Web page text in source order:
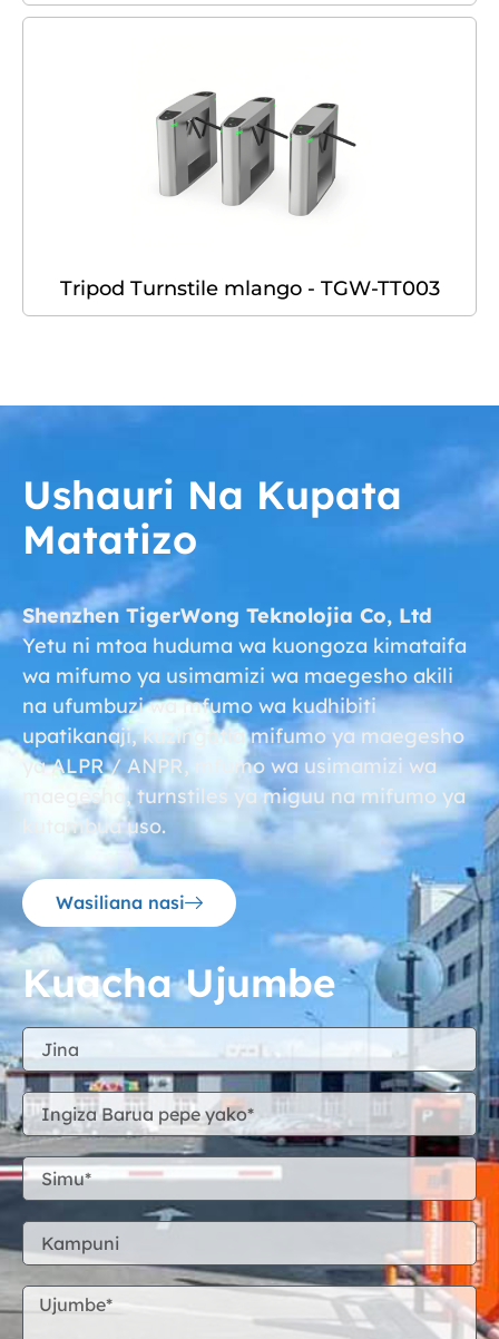
Tripod Turnstile mlango - TGW-TT003
Ushauri Na Kupata
Matatizo
Shenzhen TigerWong Teknolojia Co, Ltd
Yetu ni mtoa huduma wa kuongoza kimataifa
wa mifumo ya usimamizi wa maegesho akili
na ufumbuzi wa mfumo wa kudhibiti
upatikanaji, kuzingatia mifumo ya maegesho
ya ALPR / ANPR, mfumo wa usimamizi wa
maegesho, turnstiles ya miguu na mifumo ya
kutambua uso.
Wasiliana nasi
Kuacha Ujumbe